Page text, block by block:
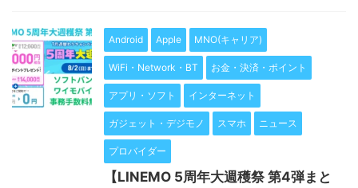
Android Apple MNO(キャリア)
WiFi・Network・BT お金・決済・ポイント
アプリ・ソフト インターネット
ガジェット・デジモノ スマホ ニュース
プロバイダー
【LINEMO 5周年大週穫祭 第4弾まと